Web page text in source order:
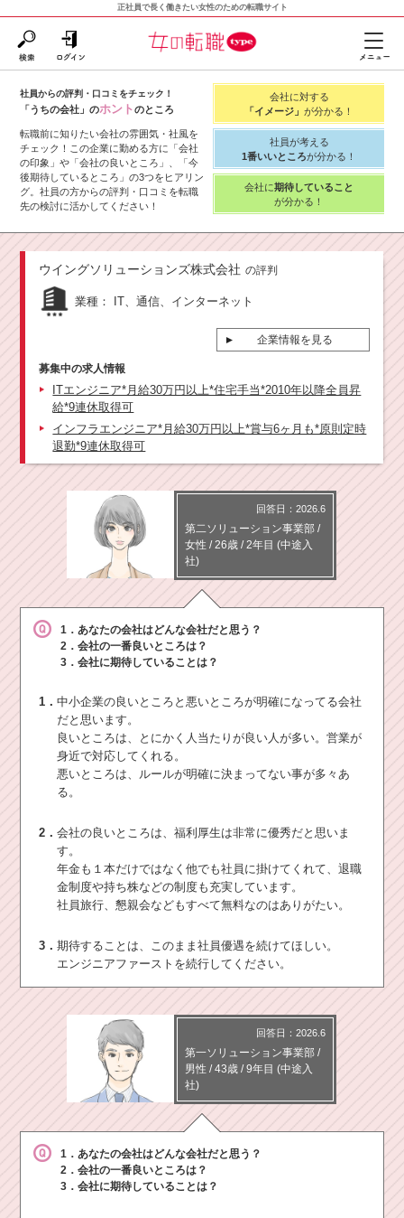
正社員で長く働きたい女性のための転職サイト
社員からの評判・口コミをチェック！
「うちの会社」のホントのところ
転職前に知りたい会社の雰囲気・社風を
チェック！この企業に勤める方に「会社
の印象」や「会社の良いところ」、「今
後期待しているところ」の3つをヒアリン
グ。社員の方からの評判・口コミを転職
先の検討に活かしてください！
会社に対する
「イメージ」が分かる！
社員が考える
1番いいところが分かる！
会社に期待していること
が分かる！
ウイングソリューションズ株式会社 の評判
業種： IT、通信、インターネット
企業情報を見る
募集中の求人情報
ITエンジニア*月給30万円以上*住宅手当*2010年以降全員昇
給*9連休取得可
インフラエンジニア*月給30万円以上*賞与6ヶ月も*原則定時
退勤*9連休取得可
回答日：2026.6
第二ソリューション事業部 /
女性 / 26歳 /2年目 (中途入
社)
1．あなたの会社はどんな会社だと思う？
2．会社の一番良いところは？
3．会社に期待していることは？
1．中小企業の良いところと悪いところが明確になってる会社
だと思います。
良いところは、とにかく人当たりが良い人が多い。営業が
身近で対応してくれる。
悪いところは、ルールが明確に決まってない事が多々あ
る。
2．会社の良いところは、福利厚生は非常に優秀だと思いま
す。
年金も１本だけではなく他でも社員に掛けてくれて、退職
金制度や持ち株などの制度も充実しています。
社員旅行、懇親会などもすべて無料なのはありがたい。
3．期待することは、このまま社員優遇を続けてほしい。
エンジニアファーストを続行してください。
回答日：2026.6
第一ソリューション事業部 /
男性 / 43歳 /9年目 (中途入
社)
1．あなたの会社はどんな会社だと思う？
2．会社の一番良いところは？
3．会社に期待していることは？